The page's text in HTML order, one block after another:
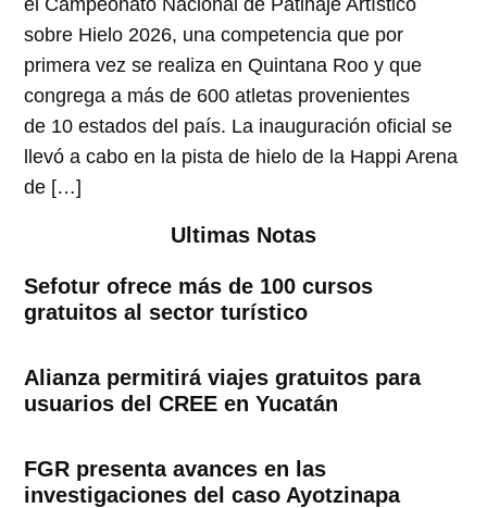
el Campeonato Nacional de Patinaje Artístico
sobre Hielo 2026, una competencia que por
primera vez se realiza en Quintana Roo y que
congrega a más de 600 atletas provenientes
de 10 estados del país. La inauguración oficial se
llevó a cabo en la pista de hielo de la Happi Arena
de […]
Ultimas Notas
Sefotur ofrece más de 100 cursos
gratuitos al sector turístico
Alianza permitirá viajes gratuitos para
usuarios del CREE en Yucatán
FGR presenta avances en las
investigaciones del caso Ayotzinapa